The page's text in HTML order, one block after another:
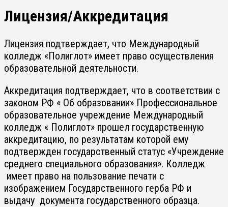
Лицензия/Аккредитация
Лицензия подтверждает, что Международный
колледж «Полиглот» имеет право осуществления
образовательной деятельности.
Аккредитация подтверждает, что в соответствии с
законом РФ « Об образовании» Профессиональное
образовательное учреждение Международный
колледж « Полиглот» прошел государственную
аккредитацию, по результатам которой ему
подтвержден государственный статус «Учреждение
среднего специального образования». Колледж
имеет право на пользование печати с
изображением Государственного герба РФ и
выдачу документа государственного образца.